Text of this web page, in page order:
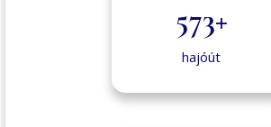
573+
hajóút